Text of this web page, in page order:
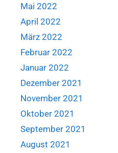
Mai 2022
April 2022
März 2022
Februar 2022
Januar 2022
Dezember 2021
November 2021
Oktober 2021
September 2021
August 2021